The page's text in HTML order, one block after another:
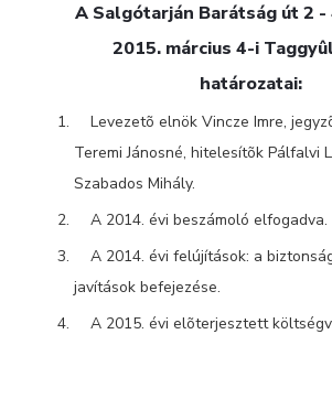
A Salgótarján Barátság út 2 -
2015. március 4-i
határozatai:
Levezetõ elnök Vincze Imre,
Teremi Jánosné, hitelesítõk Pálfalvi
Szabados Mihály.
A 2014. évi beszámoló elfogadva.
A 2014. évi felújítások: a
javítások befejezése.
A 2015. évi elõterjesztett